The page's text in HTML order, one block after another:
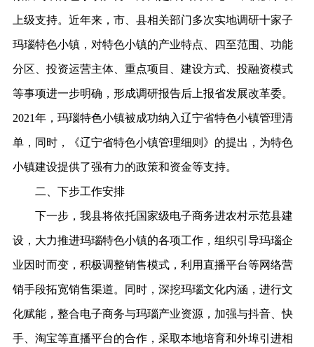
上级支持。近年来，市、县相关部门多次实地调研十家子
玛瑙特色小镇，对特色小镇的产业特点、四至范围、功能
分区、投资运营主体、重点项目、建设方式、投融资模式
等事项进一步明确，形成调研报告后上报省发展改革委。
2021年，玛瑙特色小镇被成功纳入辽宁省特色小镇管理清
单，同时，《辽宁省特色小镇管理细则》的提出，为特色
小镇建设提供了强有力的政策和资金等支持。
二、下步工作安排
下一步，我县将依托国家级电子商务进农村示范县建
设，大力推进玛瑙特色小镇的各项工作，组织引导玛瑙企
业因时而变，积极调整销售模式，利用直播平台等网络营
销手段拓宽销售渠道。同时，深挖玛瑙文化内涵，进行文
化赋能，整合电子商务与玛瑙产业资源，加强与抖音、快
手、淘宝等直播平台的合作，采取本地培育和外埠引进相